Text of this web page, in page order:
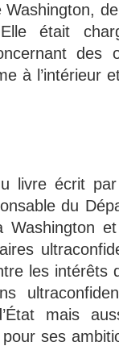
était
des
à l’intérieur
livre écrit
du
et
les intérêts
mais
ses